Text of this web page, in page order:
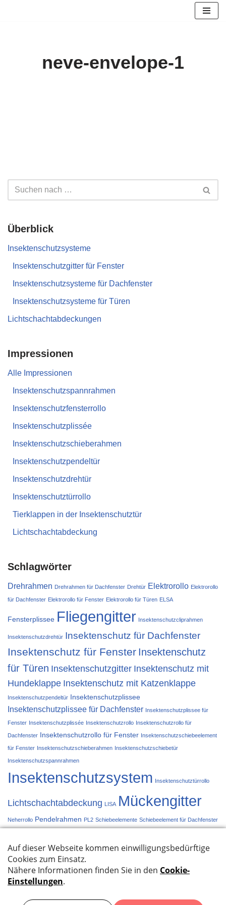
neve-envelope-1
Überblick
Insektenschutzsysteme
Insektenschutzgitter für Fenster
Insektenschutzsysteme für Dachfenster
Insektenschutzsysteme für Türen
Lichtschachtabdeckungen
Impressionen
Alle Impressionen
Insektenschutzspannrahmen
Insektenschutzfensterrollo
Insektenschutzplissée
Insektenschutzschieberahmen
Insektenschutzpendeltür
Insektenschutzdrehtür
Insektenschutztürrollo
Tierklappen in der Insektenschutztür
Lichtschachtabdeckung
Schlagwörter
Drehrahmen Drehrahmen für Dachfenster Drehtür Elektrorollo Elektrorollo
für Dachfenster Elektrorollo für Fenster Elektrorollo für Türen ELSA
Fensterplissee Fliegengitter Insektenschutzcliprahmen
Insektenschutzdrehtür Insektenschutz für Dachfenster
Insektenschutz für Fenster Insektenschutz
für Türen Insektenschutzgitter Insektenschutz mit
Hundeklappe Insektenschutz mit Katzenklappe
Insektenschutzpendeltür Insektenschutzplissee
Insektenschutzplissee für Dachfenster Insektenschutzplissee für
Fenster Insektenschutzplissée Insektenschutzrollo Insektenschutzrollo für
Dachfenster Insektenschutzrollo für Fenster Insektenschutzschiebeelement
für Fenster Insektenschutzschieberahmen Insektenschutzschiebetür
Insektenschutzspannrahmen
Insektenschutzsystem Insektenschutztürrollo
Lichtschachtabdeckung LISA Mückengitter
Neherrollo Pendelrahmen PL2 Schiebeelemente Schiebeelement für Dachfenster
Systeme im Überblick
Impressum